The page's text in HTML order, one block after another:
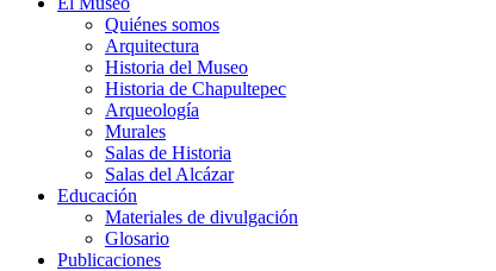
Quiénes somos
Arquitectura
Historia del Museo
Historia de Chapultepec
Arqueología
Murales
Salas de Historia
Salas del Alcázar
Educación
Materiales de divulgación
Glosario
Publicaciones